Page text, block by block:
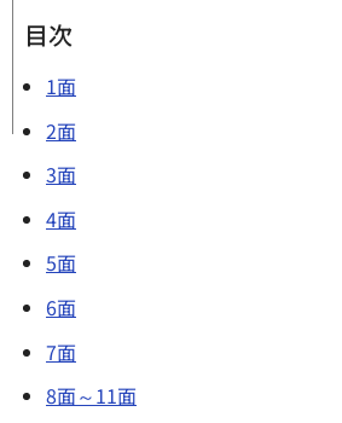
目次
1面
2面
3面
4面
5面
6面
7面
8面～11面